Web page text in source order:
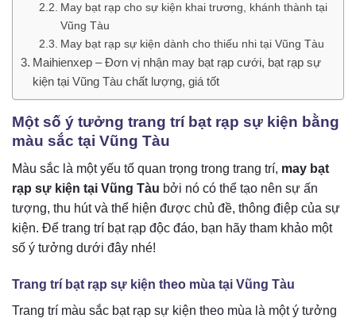
May bạt rạp cho sự kiện khai trương, khánh thành tại
Vũng Tàu
May bạt rạp sự kiện dành cho thiếu nhi tại Vũng Tàu
Maihienxep – Đơn vị nhận may bạt rạp cưới, bạt rạp sự
kiện tại Vũng Tàu chất lượng, giá tốt
Một số ý tưởng trang trí bạt rạp sự kiện bằng
màu sắc tại Vũng Tàu
Màu sắc là một yếu tố quan trọng trong trang trí, may bạt
rạp sự kiện tại Vũng Tàu bởi nó có thể tạo nên sự ấn
tượng, thu hút và thể hiện được chủ đề, thông điệp của sự
kiện. Để trang trí bạt rạp độc đáo, bạn hãy tham khảo một
số ý tưởng dưới đây nhé!
Trang trí bạt rạp sự kiện theo mùa tại Vũng Tàu
Trang trí màu sắc bạt rạp sự kiện theo mùa là một ý tưởng